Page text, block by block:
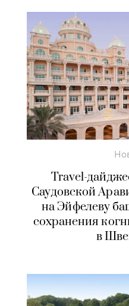
Travel-
Саудовской
на Эйфелеву
сохранения
в